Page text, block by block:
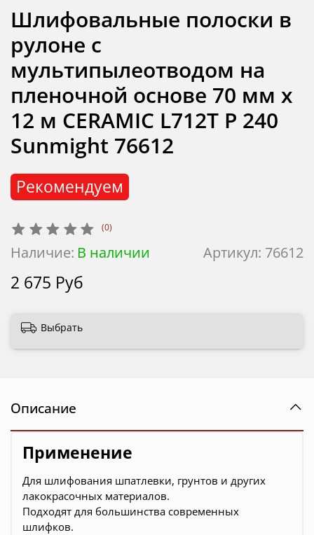
(0)
Артикул: 76612
Наличие: В наличии
Рекомендуем
Шлифовальные полоски в
рулоне с
мультипылеотводом на
пленочной основе 70 мм х
12 м CERAMIC L712T P 240
Sunmight 76612
2 675 Руб
Выбрать
Описание
Применение
Для шлифования шпатлевки, грунтов и других
лакокрасочных материалов.
Подходят для большинства современных
шлифков.